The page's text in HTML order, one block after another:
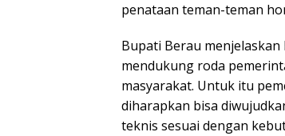
penataan teman-teman
Bupati Berau
mendukung roda
masyarakat. Untuk itu
diharapkan bisa
teknis sesuai dengan